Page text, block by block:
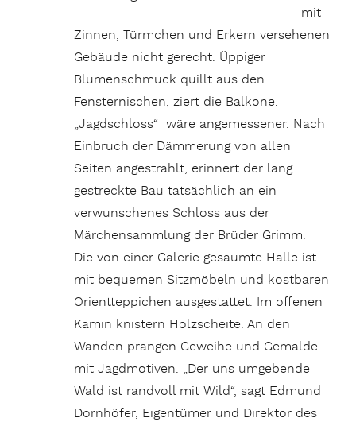
mit
Zinnen, Türmchen und Erkern versehenen
Gebäude nicht gerecht. Üppiger
Blumenschmuck quillt aus den
Fensternischen, ziert die Balkone.
„Jagdschloss“ wäre angemessener. Nach
Einbruch der Dämmerung von allen
Seiten angestrahlt, erinnert der lang
gestreckte Bau tatsächlich an ein
verwunschenes Schloss aus der
Märchensammlung der Brüder Grimm.
Die von einer Galerie gesäumte Halle ist
mit bequemen Sitzmöbeln und kostbaren
Orientteppichen ausgestattet. Im offenen
Kamin knistern Holzscheite. An den
Wänden prangen Geweihe und Gemälde
mit Jagdmotiven. „Der uns umgebende
Wald ist randvoll mit Wild“, sagt Edmund
Dornhöfer, Eigentümer und Direktor des